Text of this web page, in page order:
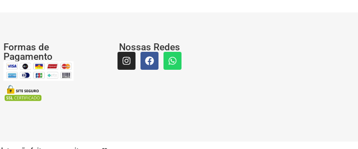
Formas de
Pagamento
Nossas Redes